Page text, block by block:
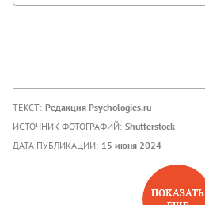
ТЕКСТ: Редакция Psychologies.ru
ИСТОЧНИК ФОТОГРАФИЙ: Shutterstock
ДАТА ПУБЛИКАЦИИ: 15 июня 2024
ПОКАЗАТЬ